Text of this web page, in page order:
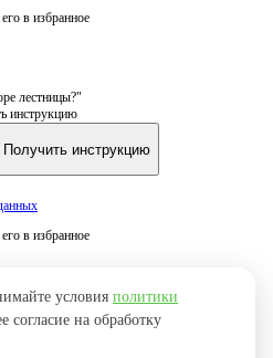
в избранное
лестницы?"
инструкцию
Получить инструкцию
в избранное
результат
условия политики
согласие на обработку